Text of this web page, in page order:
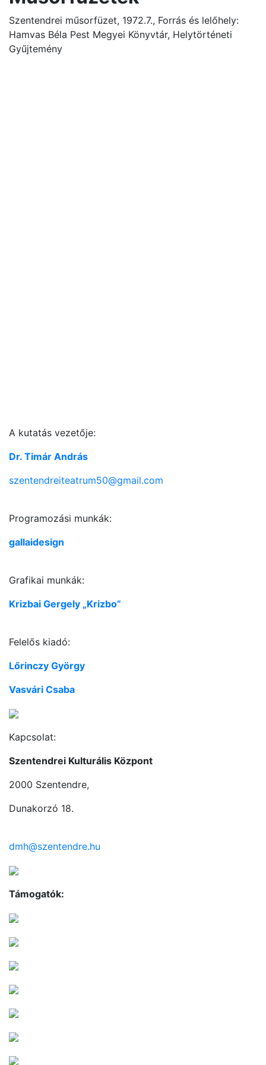
Szentendrei műsorfüzet, 1972.7., Forrás és lelőhely:
Hamvas Béla Pest Megyei Könyvtár, Helytörténeti
Gyűjtemény
A kutatás vezetője:
Dr. Timár András
szentendreiteatrum50@gmail.com
Programozási munkák:
gallaidesign
Grafikai munkák:
Krizbai Gergely „Krizbo”
Felelős kiadó:
Lőrinczy György
Vasvári Csaba
Kapcsolat:
Szentendrei Kulturális Központ
2000 Szentendre,
Dunakorzó 18.
dmh@szentendre.hu
Támogatók: